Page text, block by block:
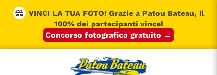
Skip
VINCI LA TUA FOTO! Grazie a Patou Bateau, il
100% dei partecipanti vince!
Concorso fotografico gratuito →